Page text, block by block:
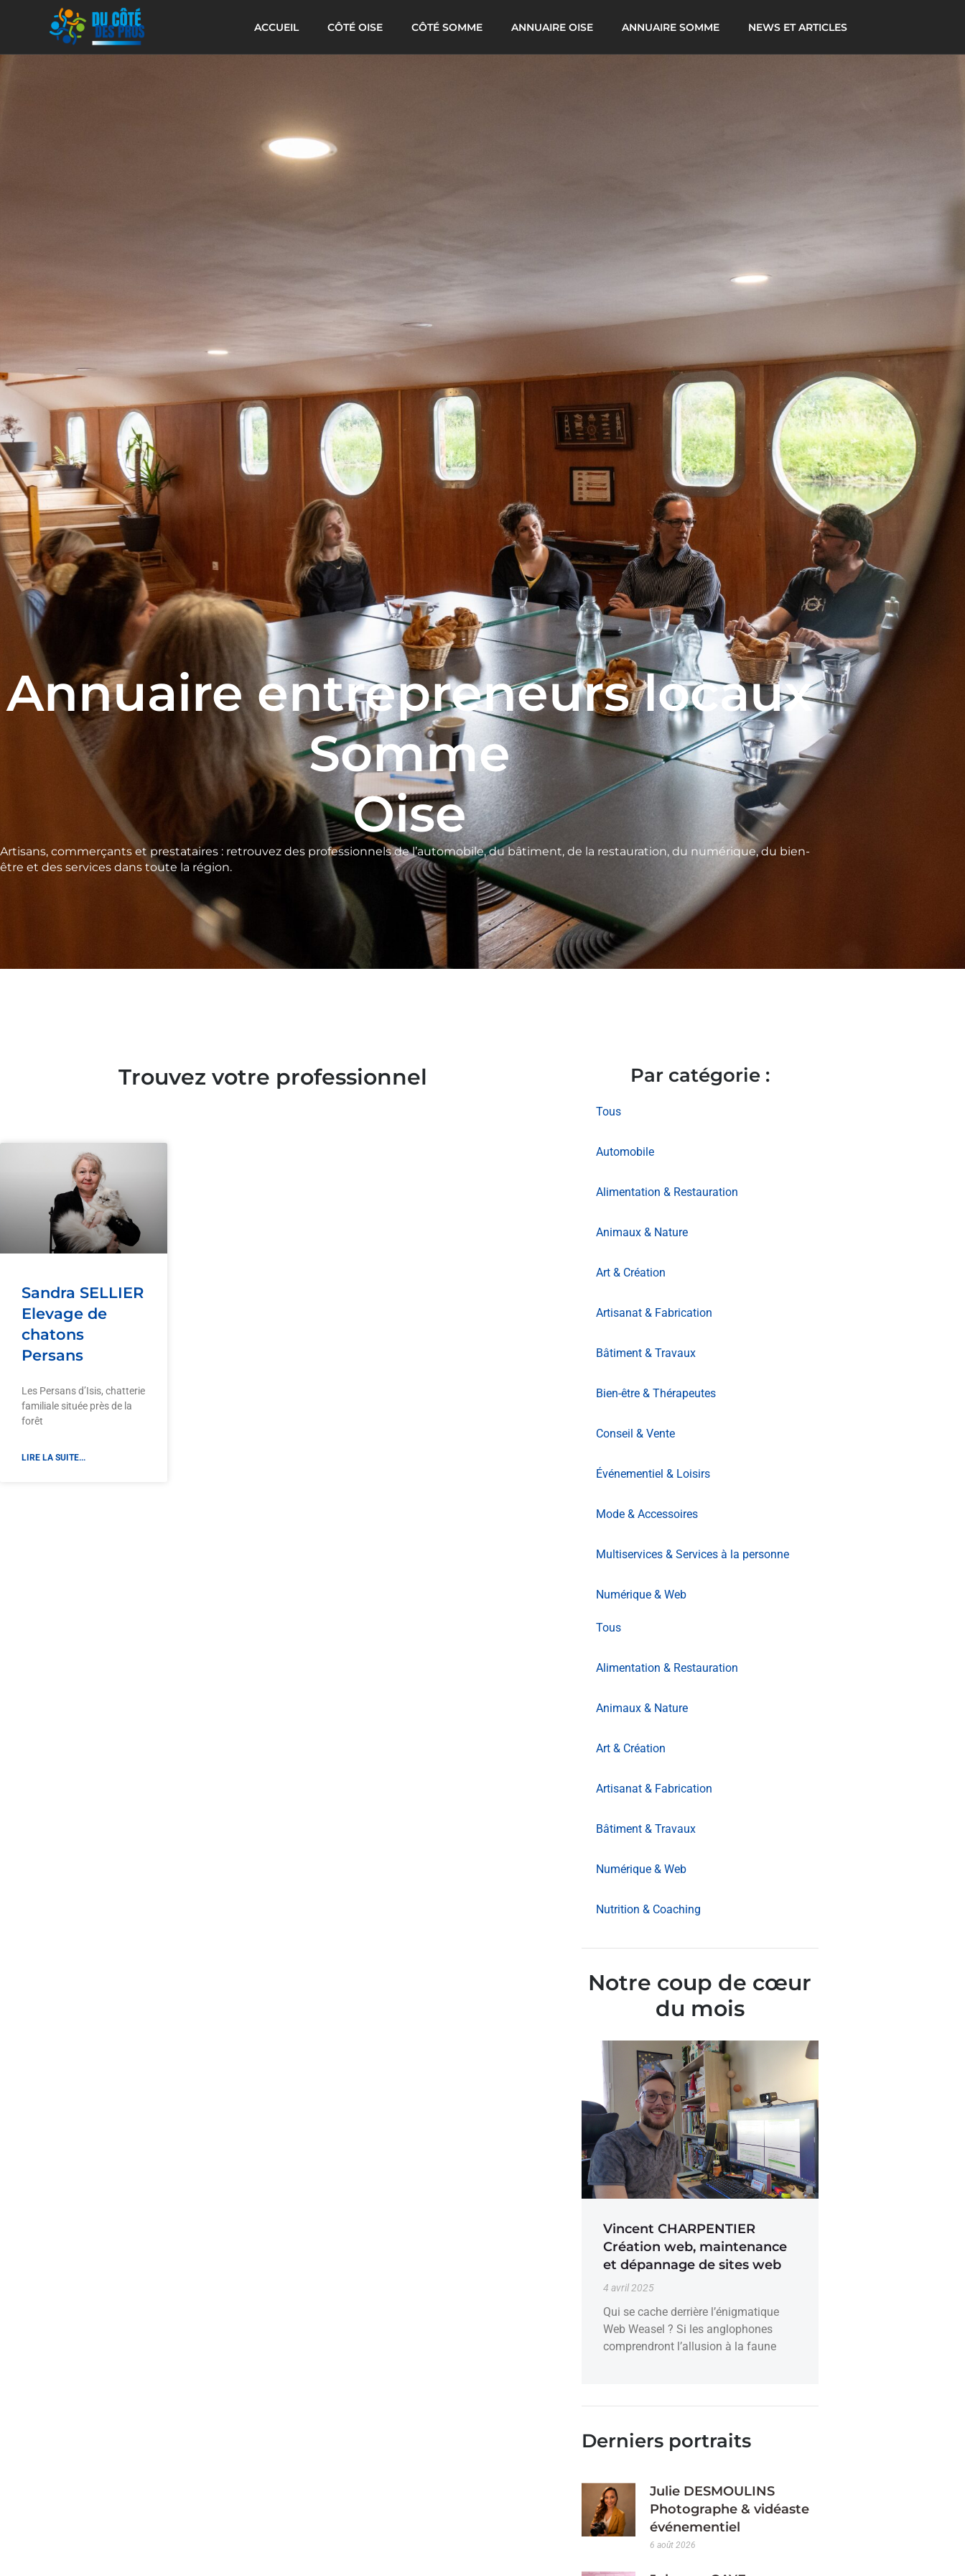
ACCUEIL CÔTÉ OISE CÔTÉ SOMME ANNUAIRE OISE ANNUAIRE SOMME NEWS ET ARTICLES
Annuaire entrepreneurs locaux
Somme
Oise
Artisans, commerçants et prestataires : retrouvez des professionnels de l’automobile, du bâtiment, de la restauration, du numérique, du bien-
être et des services dans toute la région.
Trouvez votre professionnel
Sandra SELLIER
Elevage de
chatons
Persans
Les Persans d’Isis, chatterie
familiale située près de la
forêt
LIRE LA SUITE...
Par catégorie :
Tous
Automobile
Alimentation & Restauration
Animaux & Nature
Art & Création
Artisanat & Fabrication
Bâtiment & Travaux
Bien-être & Thérapeutes
Conseil & Vente
Événementiel & Loisirs
Mode & Accessoires
Multiservices & Services à la personne
Numérique & Web
Tous
Alimentation & Restauration
Animaux & Nature
Art & Création
Artisanat & Fabrication
Bâtiment & Travaux
Numérique & Web
Nutrition & Coaching
Notre coup de cœur
du mois​
Vincent CHARPENTIER
Création web, maintenance
et dépannage de sites web
4 avril 2025
Qui se cache derrière l’énigmatique
Web Weasel ? Si les anglophones
comprendront l’allusion à la faune
Derniers portraits
Julie DESMOULINS
Photographe & vidéaste
événementiel
6 août 2026